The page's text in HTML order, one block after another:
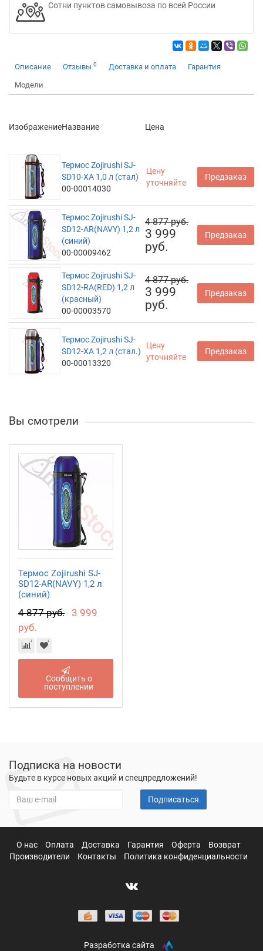
Сотни пунктов самовывоза по всей России
Описание Отзывы 0 Доставка и оплата Гарантия
Модели
ИзображениеНазвание Цена
Термос Zojirushi SJ-
SD10-XA 1,0 л (стал)
00-00014030
Цену
уточняйте
Предзаказ
Термос Zojirushi SJ-
SD12-AR(NAVY) 1,2 л
(синий)
00-00009462
4 877 руб.
3 999
руб.
Предзаказ
Термос Zojirushi SJ-
SD12-RA(RED) 1,2 л
(красный)
00-00003570
4 877 руб.
3 999
руб.
Предзаказ
Термос Zojirushi SJ-
SD12-XA 1,2 л (стал.)
00-00013320
Цену
уточняйте
Предзаказ
Вы смотрели
Термос Zojirushi SJ-
SD12-AR(NAVY) 1,2 л
(синий)
4 877 руб.
3 999
руб.
Сообщить о
поступлении
Подписка на новости
Будьте в курсе новых акций и спецпредложений!
Подписаться
О нас Оплата Доставка Гарантия Оферта
Возврат
Производители
Контакты Политика конфиденциальности
Разработка сайта